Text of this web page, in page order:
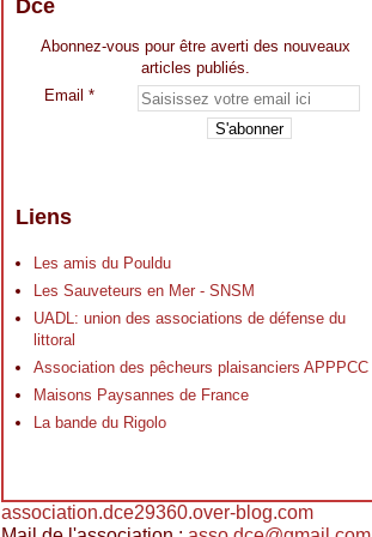
Dce
Abonnez-vous pour être averti des nouveaux
articles publiés.
Email
Liens
Les amis du Pouldu
Les Sauveteurs en Mer - SNSM
UADL: union des associations de défense du
littoral
Association des pêcheurs plaisanciers APPPCC
Maisons Paysannes de France
La bande du Rigolo
association.dce29360.over-blog.com